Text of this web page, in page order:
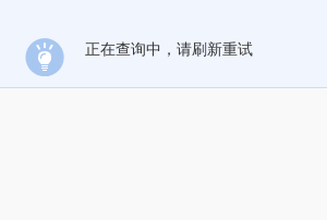
正在查询中，请刷新重试